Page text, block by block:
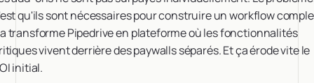
qu'ils sont nécessaires pour construire un workflow
transforme Pipedrive en plateforme où les fonctionnalités
vivent derrière des paywalls séparés. Et ça érode vite le
initial.